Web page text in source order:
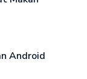
Android